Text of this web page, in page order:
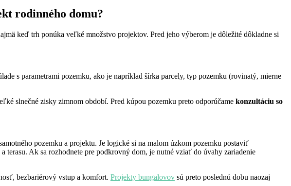
rodinného domu?
keď trh ponúka veľké množstvo projektov. Pred jeho výberom je dôležité dôkladne si
s parametrami pozemku, ako je napríklad šírka parcely, typ pozemku (rovinatý, mierne
slnečné zisky zimnom období. Pred kúpou pozemku preto odporúčame konzultáciu so
pozemku a projektu. Je logické si na malom úzkom pozemku postaviť
terasu. Ak sa rozhodnete pre podkrovný dom, je nutné vziať do úvahy zariadenie
bezbariérový vstup a komfort. Projekty bungalovov sú preto poslednú dobu naozaj